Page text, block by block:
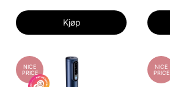
Kjøp
NICE
PRICE
NICE
PRICE